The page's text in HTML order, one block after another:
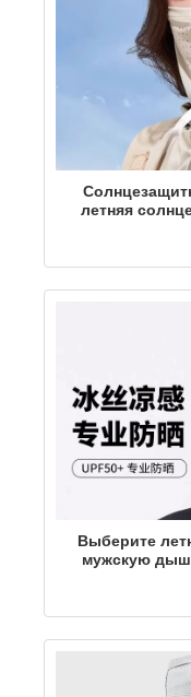
летняя
дышащий
лицо для
Выберите
мужскую
нагрудник,